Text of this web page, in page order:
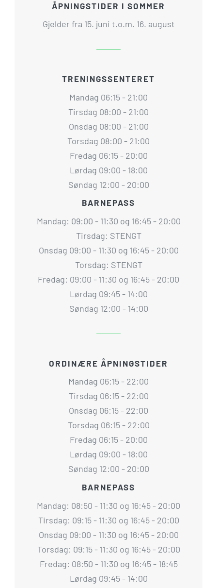
ÅPNINGSTIDER I SOMMER
Gjelder fra 15. juni t.o.m. 16. august
TRENINGSSENTERET
Mandag 06:15 - 21:00
Tirsdag 08:00 - 21:00
Onsdag 08:00 - 21:00
Torsdag 08:00 - 21:00
Fredag 06:15 - 20:00
Lørdag 09:00 - 18:00
Søndag 12:00 - 20:00
BARNEPASS
Mandag: 09:00 - 11:30 og 16:45 - 20:00
Tirsdag: STENGT
Onsdag 09:00 - 11:30 og 16:45 - 20:00
Torsdag: STENGT
Fredag: 09:00 - 11:30 og 16:45 - 20:00
Lørdag 09:45 - 14:00
Søndag 12:00 - 14:00
ORDINÆRE ÅPNINGSTIDER
Mandag 06:15 - 22:00
Tirsdag 06:15 - 22:00
Onsdag 06:15 - 22:00
Torsdag 06:15 - 22:00
Fredag 06:15 - 20:00
Lørdag 09:00 - 18:00
Søndag 12:00 - 20:00
BARNEPASS
Mandag: 08:50 - 11:30 og 16:45 - 20:00
Tirsdag: 09:15 - 11:30 og 16:45 - 20:00
Onsdag 09:00 - 11:30 og 16:45 - 20:00
Torsdag: 09:15 - 11:30 og 16:45 - 20:00
Fredag: 08:50 - 11:30 og 16:45 - 18:45
Lørdag 09:45 - 14:00